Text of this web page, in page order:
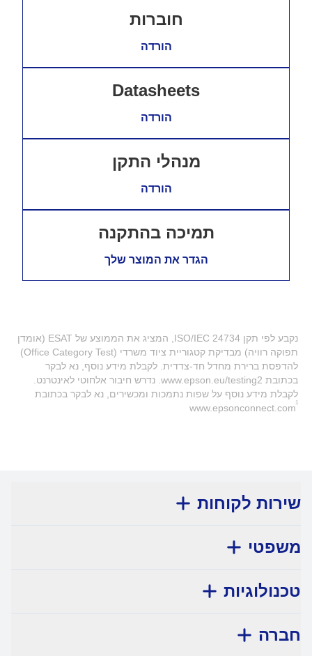
חוברות
הורדה
Datasheets
הורדה
מנהלי התקן
הורדה
תמיכה בהתקנה
הגדר את המוצר שלך
נקבע לפי תקן ISO/IEC 24734, המציג את הממוצע של ESAT (אומדן
תפוקה רוויה) מבדיקת קטגוריית ציוד משרדי (Office Category Test)
להדפסת ברירת מחדל חד-צדדית.‬ לקבלת מידע נוסף, נא לבקר
בכתובת www.epson.eu/testing2. נדרש חיבור אלחוטי לאינטרנט.
לקבלת מידע נוסף על שפות נתמכות ומכשירים, נא לבקר בכתובת
www.epsonconnect.com1
שירות לקוחות
משפטי
טכנולוגיות
חברה